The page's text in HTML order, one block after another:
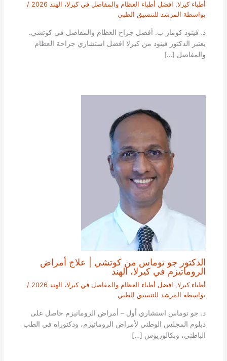
أطباء كيرلا, افضل أطباء العظام والمفاصل في كيرلا، الهند 2026
/
بواسطة المرشد للتنسيق الطبي
د. فينود كومار ب. أفضل جراح العظام والمفاصل في كوتشي.
يعتبر الدكتور فينود من كيرلا افضل استشاري جراحة العظام
والمفاصل […]
الدكتور جو توماس من كوتشي | علاج أمراض
الروماتيزم في كيرلا، الهند
أطباء كيرلا, افضل أطباء العظام والمفاصل في كيرلا، الهند 2026
/
بواسطة المرشد للتنسيق الطبي
د. جو توماس استشاري أول – أمراض الروماتيزم حاصل على
دبلوم المجلس الوطني لأمراض الروماتيزم، ودكتوراه في الطب
الباطني، وبكالوريوس […]